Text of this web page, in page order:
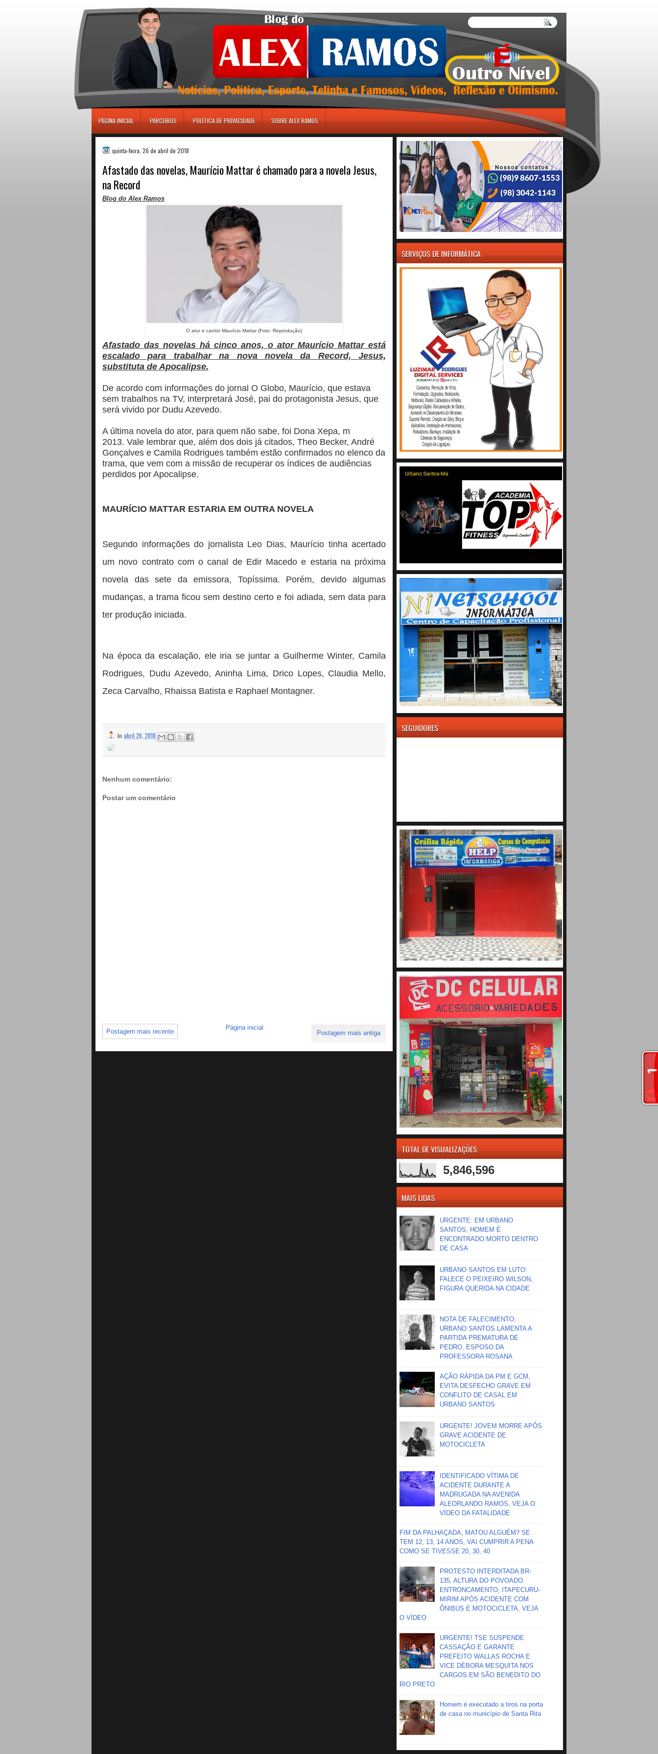
PÁGINA INICIAL PARCEIROS POLÍTICA DE PRIVACIDADE SOBRE ALEX RAMOS
quinta-feira, 26 de abril de 2018
Afastado das novelas, Maurício Mattar é chamado para a novela Jesus,
na Record
Blog do Alex Ramos
O ator e cantor Maurício Mattar (Foto: Reprodução)
Afastado das novelas há cinco anos, o ator Maurício Mattar está
escalado para trabalhar na nova novela da Record, Jesus,
substituta de Apocalipse.
De acordo com informações do jornal O Globo, Maurício, que estava
sem trabalhos na TV, interpretará José, pai do protagonista Jesus, que
será vivido por Dudu Azevedo.
A última novela do ator, para quem não sabe, foi Dona Xepa, m
2013. Vale lembrar que, além dos dois já citados, Theo Becker, André
Gonçalves e Camila Rodrigues também estão confirmados no elenco da
trama, que vem com a missão de recuperar os índices de audiências
perdidos por Apocalipse.
MAURÍCIO MATTAR ESTARIA EM OUTRA NOVELA
Segundo informações do jornalista Leo Dias, Maurício tinha acertado
um novo contrato com o canal de Edir Macedo e estaria na próxima
novela das sete da emissora, Topíssima. Porém, devido algumas
mudanças, a trama ficou sem destino certo e foi adiada, sem data para
ter produção iniciada.
Na época da escalação, ele iria se juntar a Guilherme Winter, Camila
Rodrigues, Dudu Azevedo, Aninha Lima, Drico Lopes, Claudia Mello,
Zeca Carvalho, Rhaissa Batista e Raphael Montagner.
às abril 26, 2018
Nenhum comentário:
Postar um comentário
Postagem mais recente Postagem mais antiga
Página inicial
SERVIÇOS DE INFORMÁTICA
SEGUIDORES
TOTAL DE VISUALIZAÇÕES
5,846,596
MAIS LIDAS
URGENTE: EM URBANO
SANTOS, HOMEM É
ENCONTRADO MORTO DENTRO
DE CASA
URBANO SANTOS EM LUTO:
FALECE O PEIXEIRO WILSON,
FIGURA QUERIDA NA CIDADE
NOTA DE FALECIMENTO:
URBANO SANTOS LAMENTA A
PARTIDA PREMATURA DE
PEDRO, ESPOSO DA
PROFESSORA ROSANA
AÇÃO RÁPIDA DA PM E GCM,
EVITA DESFECHO GRAVE EM
CONFLITO DE CASAL EM
URBANO SANTOS
URGENTE! JOVEM MORRE APÔS
GRAVE ACIDENTE DE
MOTOCICLETA
IDENTIFICADO VÍTIMA DE
ACIDENTE DURANTE A
MADRUGADA NA AVENIDA
ALEORLANDO RAMOS, VEJA O
VÍDEO DA FATALIDADE
FIM DA PALHAÇADA; MATOU ALGUÉM? SE
TEM 12, 13, 14 ANOS, VAI CUMPRIR A PENA
COMO SE TIVESSE 20, 30, 40
PROTESTO INTERDITADA BR-
135, ALTURA DO POVOADO
ENTRONCAMENTO, ITAPECURU-
MIRIM APÓS ACIDENTE COM
ÔNIBUS E MOTOCICLETA, VEJA
O VÍDEO
URGENTE! TSE SUSPENDE
CASSAÇÃO E GARANTE
PREFEITO WALLAS ROCHA E
VICE DÉBORA MESQUITA NOS
CARGOS EM SÃO BENEDITO DO
RIO PRETO
Homem é executado a tiros na porta
de casa no município de Santa Rita